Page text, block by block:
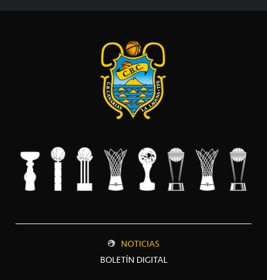
NOTICIAS
BOLETÍN DIGITAL